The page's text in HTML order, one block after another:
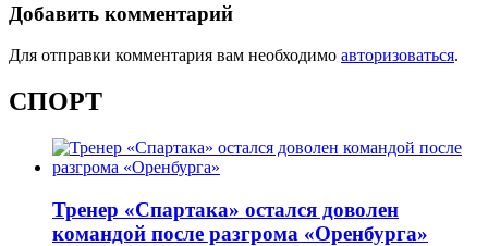
Добавить комментарий
Для отправки комментария вам необходимо авторизоваться.
СПОРТ
Тренер «Спартака» остался доволен
командой после разгрома «Оренбурга»